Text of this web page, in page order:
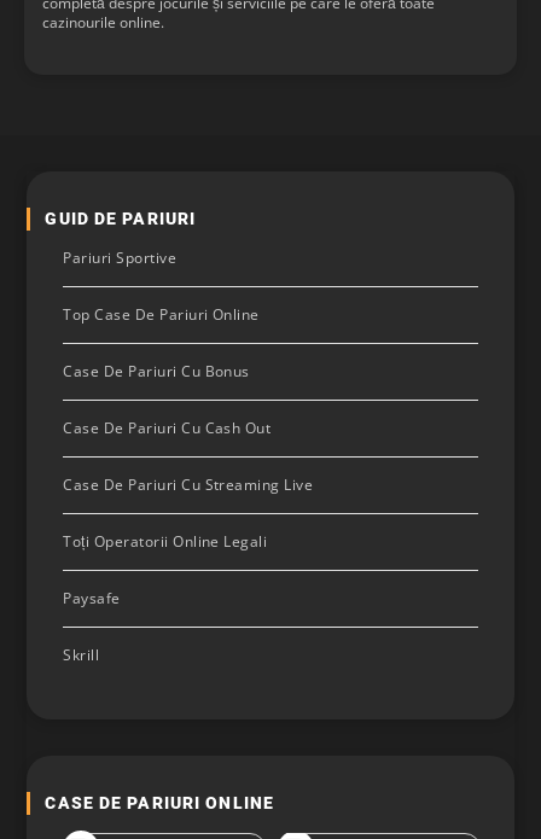
cazinourile online.
GUID DE PARIURI
Pariuri Sportive
Top Case De Pariuri Online
Case De Pariuri Cu Bonus
Case De Pariuri Cu Cash Out
Case De Pariuri Cu Streaming Live
Toți Operatorii Online Legali
Paysafe
Skrill
CASE DE PARIURI ONLINE